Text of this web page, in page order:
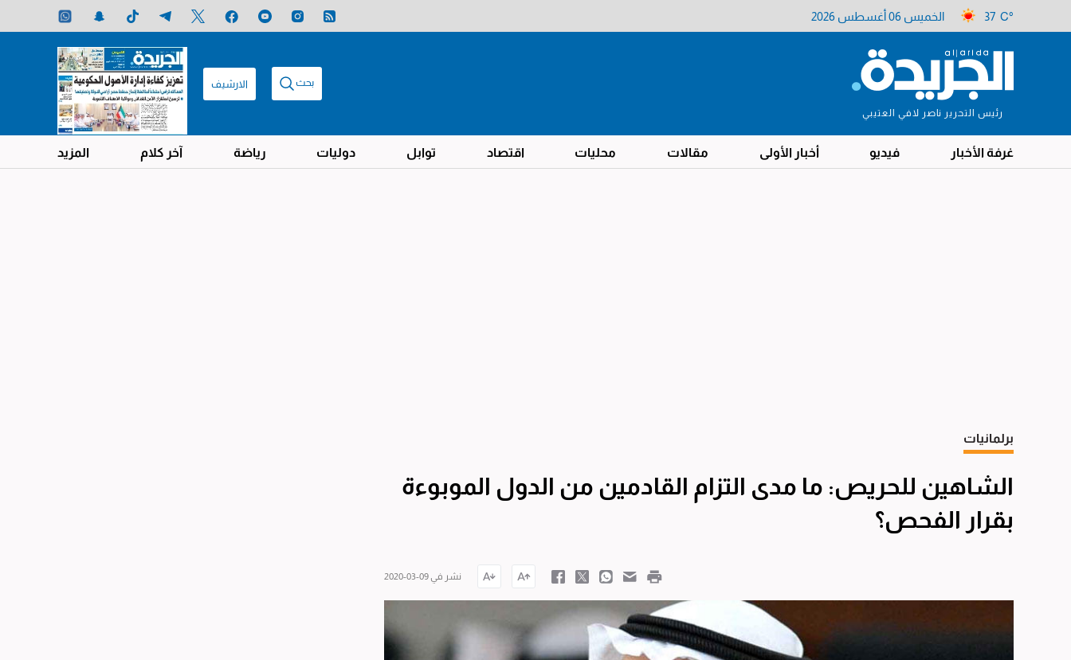
37 C° الخميس 06 أغسطس 2026
رئيس التحرير ناصر لافي العتيبي
بحث الارشيف
غرفة الأخبار فيديو أخبار الأولى مقالات محليات اقتصاد توابل دوليات رياضة آخر كلام المزيد
برلمانيات
الشاهين للحريص: ما مدى التزام القادمين من الدول الموبوءة
بقرار الفحص؟
نشر في 09-03-2020